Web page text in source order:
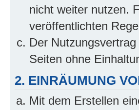
nicht weiter nutzen.
veröffentlichten
Der
Seiten ohne
2. EINRÄUMUNG
Mit dem Erstellen